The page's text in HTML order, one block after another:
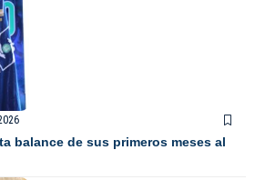
balance de sus primeros meses al